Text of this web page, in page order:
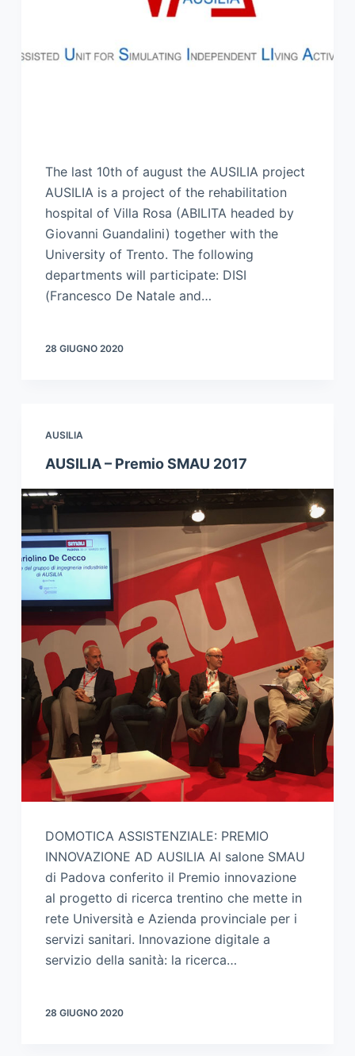
The last 10th of august the AUSILIA project
AUSILIA is a project of the rehabilitation
hospital of Villa Rosa (ABILITA headed by
Giovanni Guandalini) together with the
University of Trento. The following
departments will participate: DISI
(Francesco De Natale and…
28 GIUGNO 2020
AUSILIA
AUSILIA – Premio SMAU 2017
DOMOTICA ASSISTENZIALE: PREMIO
INNOVAZIONE AD AUSILIA Al salone SMAU
di Padova conferito il Premio innovazione
al progetto di ricerca trentino che mette in
rete Università e Azienda provinciale per i
servizi sanitari. Innovazione digitale a
servizio della sanità: la ricerca…
28 GIUGNO 2020